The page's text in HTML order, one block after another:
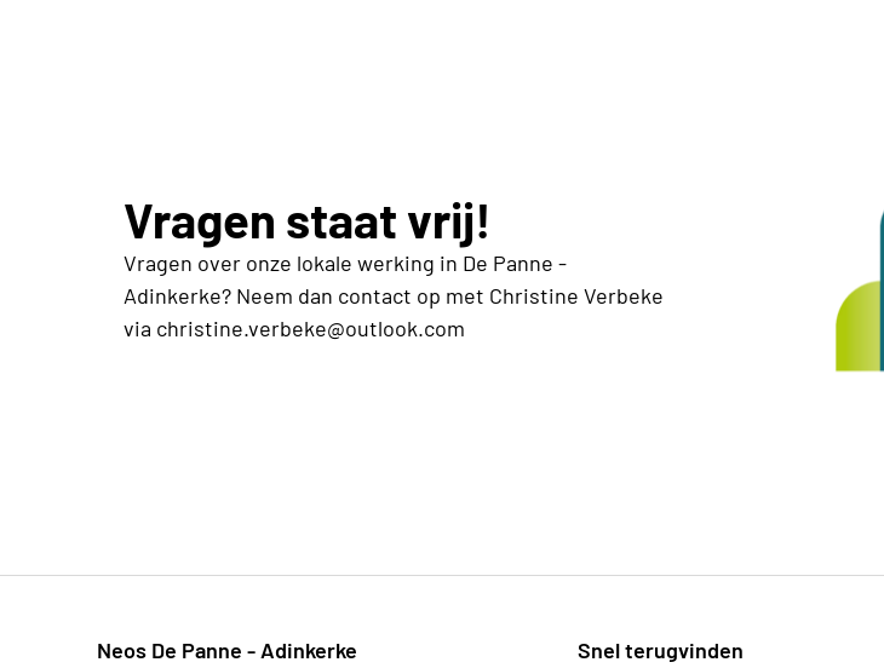
Vragen staat vrij!
Vragen over onze lokale werking in De Panne -
Adinkerke? Neem dan contact op met Christine Verbeke
via christine.verbeke@outlook.com
Neos De Panne - Adinkerke
Snel terugvinden